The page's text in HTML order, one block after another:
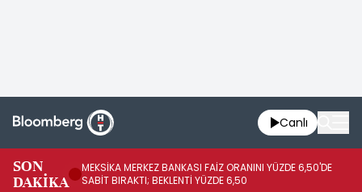
Canlı
SON
DAKİKA
MEKSİKA MERKEZ BANKASI FAİZ ORANINI YÜZDE 6,50'DE
SABİT BIRAKTI; BEKLENTİ YÜZDE 6,50